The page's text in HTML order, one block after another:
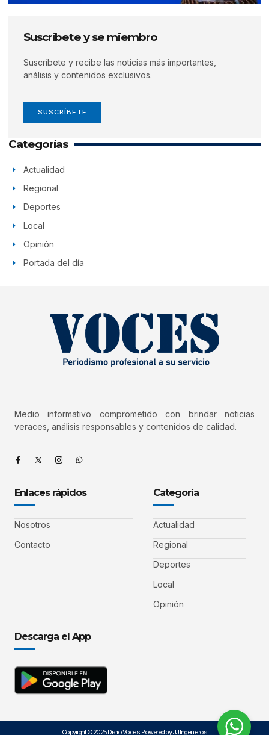
Suscríbete y se miembro
Suscríbete y recibe las noticias más importantes,
análisis y contenidos exclusivos.
SUSCRÍBETE
Categorías
Actualidad
Regional
Deportes
Local
Opinión
Portada del día
Medio informativo comprometido con brindar noticias
veraces, análisis responsables y contenidos de calidad.
Enlaces rápidos
Nosotros
Contacto
Categoría
Actualidad
Regional
Deportes
Local
Opinión
Descarga el App
Copyright © 2025 Diario Voces. Powered by JJ Ingenieros.